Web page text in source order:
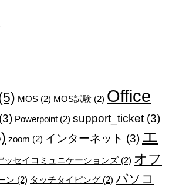
MOS (2) MOS試験 (2) Office
(3) Powerpoint (2) support_ticket(3)
zoom (2) インターネット (3) エ
ッセイコミュニケーションズ (2) オフ
ン (2) タッチタイピング (2) パソコ